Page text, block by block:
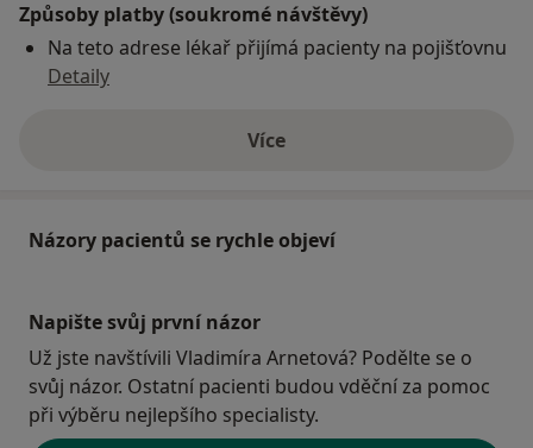
Způsoby platby (soukromé návštěvy)
Na teto adrese lékař přijímá pacienty na pojišťovnu
Detaily
Víceo adrese
Názory pacientů se rychle objeví
Napište svůj první názor
Už jste navštívili Vladimíra Arnetová? Podělte se o
svůj názor. Ostatní pacienti budou vděční za pomoc
při výběru nejlepšího specialisty.